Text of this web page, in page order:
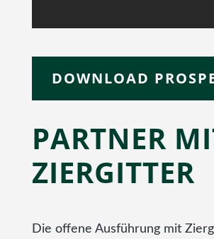
DOWNLOAD
PARTNER
ZIERGITTER
Die offene Ausführung mit